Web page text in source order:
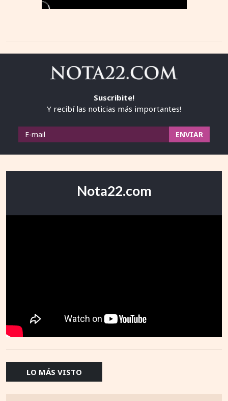
Suscribite!
Y recibí las noticias más importantes!
Nota22.com
LO MÁS VISTO